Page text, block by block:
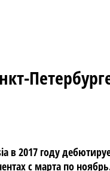
в 2017 году
с марта по